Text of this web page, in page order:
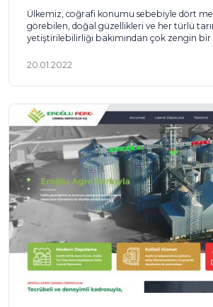
Ülkemiz, coğrafi konumu sebebiyle dört
görebilen, doğal güzellikleri ve her türlü
yetiştirilebilirliği bakımından çok zengin bir
şartlarına göre çeşit bakımından geniş bir
kırsal kalkınmayı sağlamak ve ticari
20.01.2022